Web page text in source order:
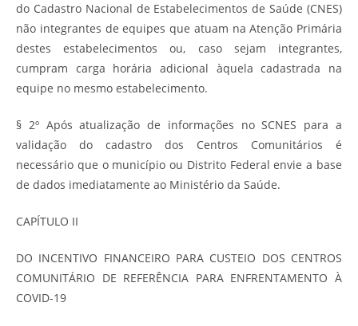
do Cadastro Nacional de Estabelecimentos de Saúde (CNES)
não integrantes de equipes que atuam na Atenção Primária
destes estabelecimentos ou, caso sejam integrantes,
cumpram carga horária adicional àquela cadastrada na
equipe no mesmo estabelecimento.
§ 2º Após atualização de informações no SCNES para a
validação do cadastro dos Centros Comunitários é
necessário que o município ou Distrito Federal envie a base
de dados imediatamente ao Ministério da Saúde.
CAPÍTULO II
DO INCENTIVO FINANCEIRO PARA CUSTEIO DOS CENTROS
COMUNITÁRIO DE REFERÊNCIA PARA ENFRENTAMENTO À
COVID-19